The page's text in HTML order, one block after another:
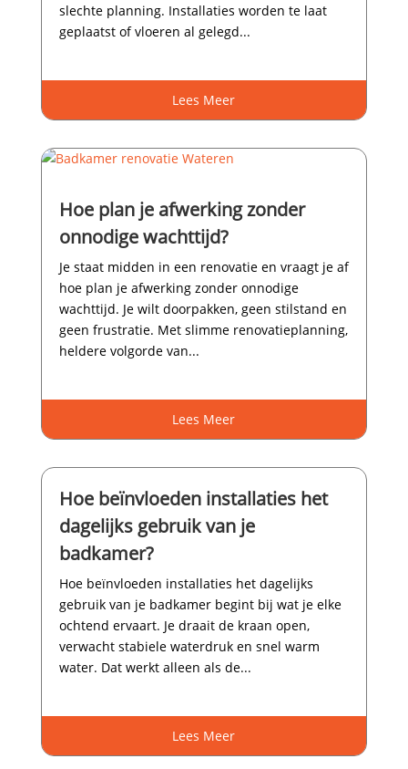
slechte planning.​ Installaties worden te laat
geplaatst of vloeren al gelegd...
Lees Meer
Hoe plan je afwerking zonder
onnodige wachttijd?
Je staat midden in een renovatie en vraagt je af
hoe plan je afwerking zonder onnodige
wachttijd.​ Je wilt doorpakken, geen stilstand en
geen frustratie.​ Met slimme renovatieplanning,
heldere volgorde van...
Lees Meer
Hoe beïnvloeden installaties het
dagelijks gebruik van je
badkamer?
Hoe beïnvloeden installaties het dagelijks
gebruik van je badkamer begint bij wat je elke
ochtend ervaart.​ Je draait de kraan open,
verwacht stabiele waterdruk en snel warm
water.​ Dat werkt alleen als de...
Lees Meer